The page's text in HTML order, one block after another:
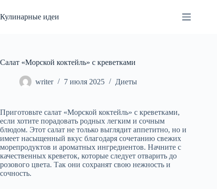
к
сути
Кулинарные идеи
Cалат «Морской коктейль» с креветками
writer 7 июля 2025 Диеты
Приготовьте салат «Морской коктейль» с креветками,
если хотите порадовать родных легким и сочным
блюдом. Этот салат не только выглядит аппетитно, но и
имеет насыщенный вкус благодаря сочетанию свежих
морепродуктов и ароматных ингредиентов. Начните с
качественных креветок, которые следует отварить до
розового цвета. Так они сохранят свою нежность и
сочность.